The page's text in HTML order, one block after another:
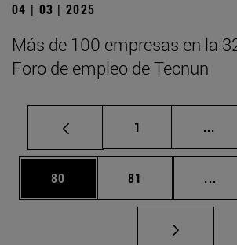
04 | 03 | 2025
Más de 100 empresas en la
Foro de empleo de Tecnun
Página
1 ...
Página
80 Página
81 ...